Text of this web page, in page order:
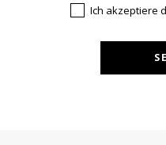
Ich akzeptiere